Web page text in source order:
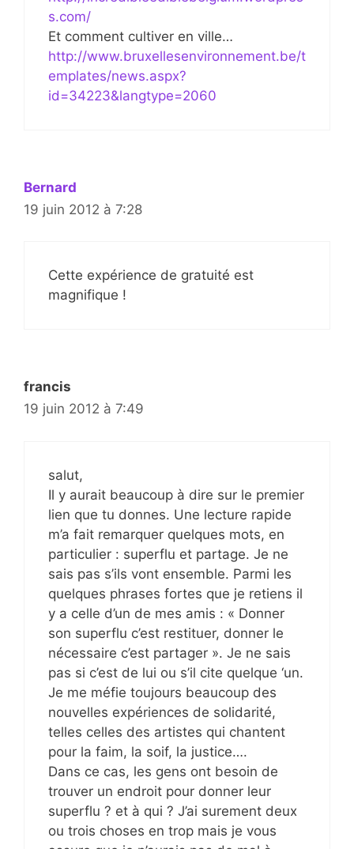
s.com/
Et comment cultiver en ville…
http://www.bruxellesenvironnement.be/t
emplates/news.aspx?
id=34223&langtype=2060
Bernard
19 juin 2012 à 7:28
Cette expérience de gratuité est
magnifique !
francis
19 juin 2012 à 7:49
salut,
Il y aurait beaucoup à dire sur le premier
lien que tu donnes. Une lecture rapide
m’a fait remarquer quelques mots, en
particulier : superflu et partage. Je ne
sais pas s’ils vont ensemble. Parmi les
quelques phrases fortes que je retiens il
y a celle d’un de mes amis : « Donner
son superflu c’est restituer, donner le
nécessaire c’est partager ». Je ne sais
pas si c’est de lui ou s’il cite quelque ‘un.
Je me méfie toujours beaucoup des
nouvelles expériences de solidarité,
telles celles des artistes qui chantent
pour la faim, la soif, la justice….
Dans ce cas, les gens ont besoin de
trouver un endroit pour donner leur
superflu ? et à qui ? J’ai surement deux
ou trois choses en trop mais je vous